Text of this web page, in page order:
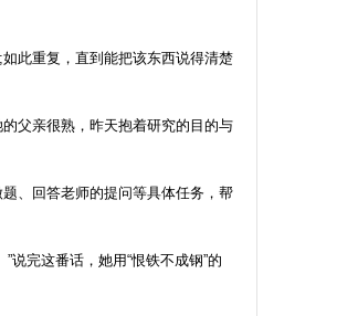
此重复，直到能把该东西说得清楚
父亲很熟，昨天抱着研究的目的与
、回答老师的提问等具体任务，帮
完这番话，她用“恨铁不成钢”的